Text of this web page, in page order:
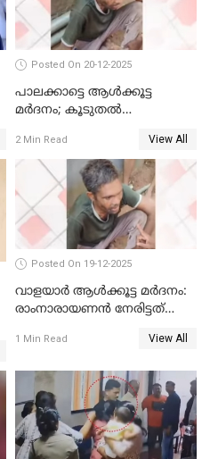
Posted On 20-12-2025
പാലക്കാട്ടെ ആള്‍ക്കൂട്ട
മര്‍ദനം; കൂടുതല്‍
അംഗ സംഘമെന്ന് വിവരം
2 Min Read View All
Posted On 19-12-2025
വാളയാർ ആൾക്കൂട്ട മർദനം:
രാംനാരായണൻ നേരിട്ടത്
നാൽപ്പതിലേറെ
റിപ്പോർട്ട്
1 Min Read View All